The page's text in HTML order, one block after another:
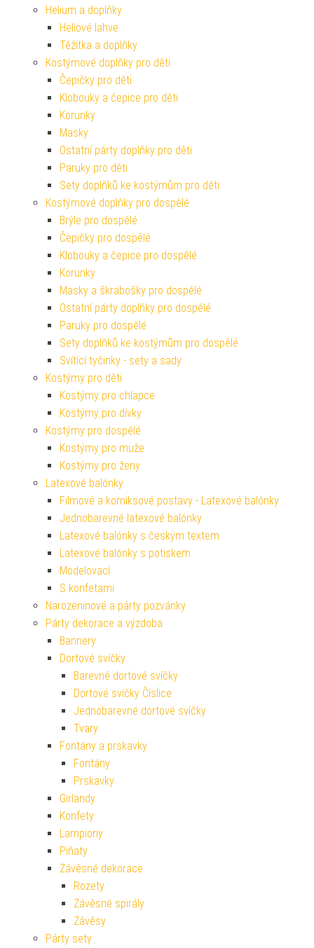
Helium a doplňky
Heliové lahve
Těžítka a doplňky
Kostýmové doplňky pro děti
Čepičky pro děti
Klobouky a čepice pro děti
Korunky
Masky
Ostatní párty doplňky pro děti
Paruky pro děti
Sety doplňků ke kostýmům pro děti
Kostýmové doplňky pro dospělé
Brýle pro dospělé
Čepičky pro dospělé
Klobouky a čepice pro dospělé
Korunky
Masky a škrabošky pro dospělé
Ostatní párty doplňky pro dospělé
Paruky pro dospělé
Sety doplňků ke kostýmům pro dospělé
Svítící tyčinky - sety a sady
Kostýmy pro děti
Kostýmy pro chlapce
Kostýmy pro dívky
Kostýmy pro dospělé
Kostýmy pro muže
Kostýmy pro ženy
Latexové balónky
Filmové a komiksové postavy - Latexové balónky
Jednobarevné latexové balónky
Latexové balónky s českým textem
Latexové balónky s potiskem
Modelovací
S konfetami
Narozeninové a párty pozvánky
Párty dekorace a výzdoba
Bannery
Dortové svíčky
Barevné dortové svíčky
Dortové svíčky Číslice
Jednobarevné dortové svíčky
Tvary
Fontány a prskavky
Fontány
Prskavky
Girlandy
Konfety
Lampiony
Piňaty
Závěsné dekorace
Rozety
Závěsné spirály
Závěsy
Párty sety